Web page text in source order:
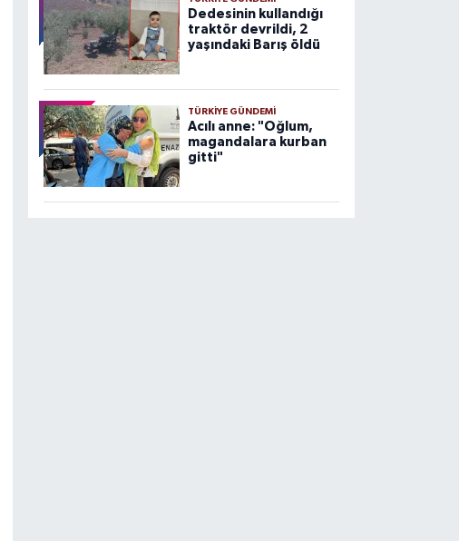
Dedesinin kullandığı
traktör devrildi, 2
yaşındaki Barış öldü
TÜRKIYE GÜNDEMI
Acılı anne: "Oğlum,
magandalara kurban
gitti"